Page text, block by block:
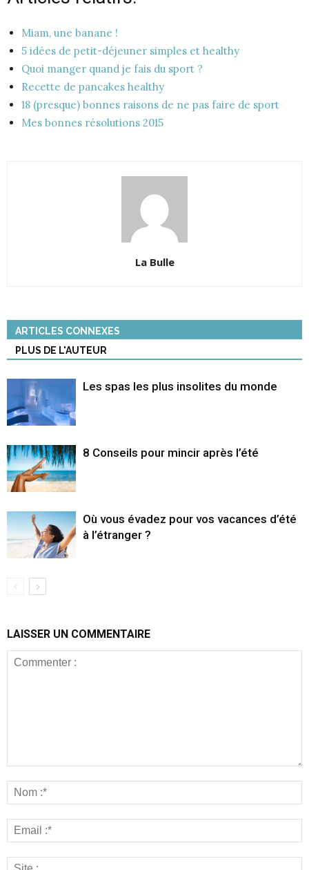
Miam, une banane !
5 idées de petit-déjeuner simples et healthy
Quoi manger quand je fais du sport ?
Recette de pancakes healthy
18 (presque) bonnes raisons de ne pas faire de sport
Mes bonnes résolutions 2015
La Bulle
ARTICLES CONNEXES
PLUS DE L'AUTEUR
Les spas les plus insolites du monde
8 Conseils pour mincir après l’été
Où vous évadez pour vos vacances d’été
à l’étranger ?
LAISSER UN COMMENTAIRE